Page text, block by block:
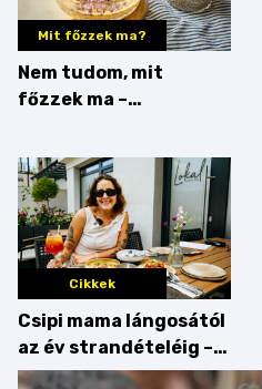
Mit főzzek ma?
Nem tudom, mit
főzzek ma –
Cikkek
Csipi mama lángosától
az év strandételéig –
idén is felzabáltuk a